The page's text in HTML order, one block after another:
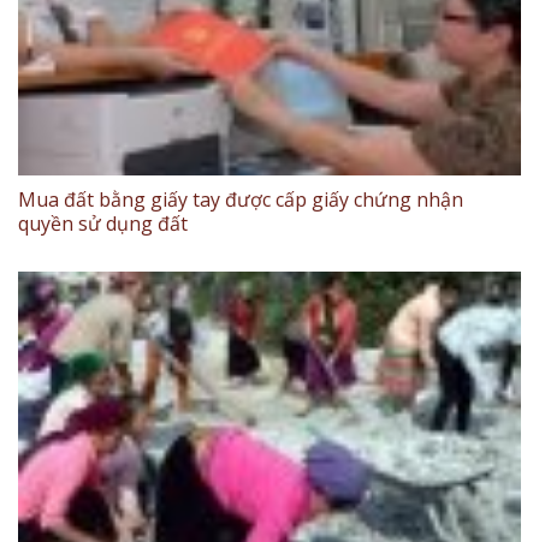
Mua đất bằng giấy tay được cấp giấy chứng nhận
quyền sử dụng đất